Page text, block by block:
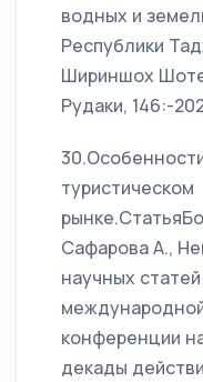
водных и
Республики
Шириншох
Рудаки, 146:-
туристическом
Сафарова А.,
научных
конференции
декады